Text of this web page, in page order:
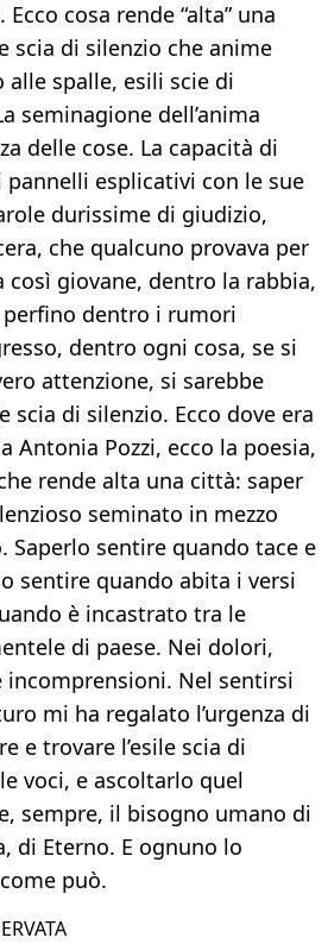
cosa rende “alta” una
scia di silenzio che anime
alle spalle, esili scie di
seminagione dell’anima
delle cose. La capacità di
esplicativi con le sue
durissime di giudizio,
che qualcuno provava per
giovane, dentro la rabbia,
perfino dentro i rumori
dentro ogni cosa, se si
attenzione, si sarebbe
scia di silenzio. Ecco dove era
Antonia Pozzi, ecco la poesia,
rende alta una città: saper
seminato in mezzo
Saperlo sentire quando tace e
sentire quando abita i versi
è incastrato tra le
di paese. Nei dolori,
incomprensioni. Nel sentirsi
mi ha regalato l’urgenza di
e trovare l’esile scia di
voci, e ascoltarlo quel
sempre, il bisogno umano di
di Eterno. E ognuno lo
può.